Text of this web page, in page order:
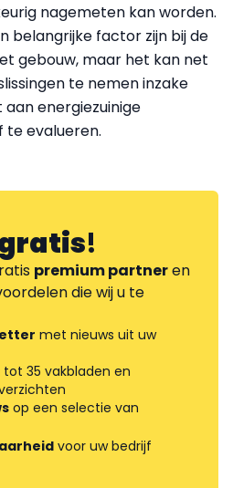
nagemeten kan worden.
belangrijke factor zijn bij de
gebouw, maar het kan net
te nemen inzake
energiezuinige
evalueren.
!
premium partneren
die wij u te
met nieuws uit uw
tot 35 vakbladen en
op een selectie van
voor uw bedrijf